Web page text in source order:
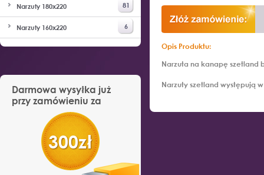
Narzuty 180x220 81
Narzuty 160x220 6
Darmowa wysyłka już
przy zamówieniu za
300zł
Opis Produktu:
Narzuta na kanapę szetland
Narzuty szetland występują